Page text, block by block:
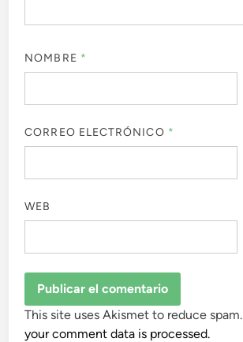
NOMBRE *
CORREO ELECTRÓNICO *
WEB
This site uses Akismet to reduce spam.
your comment data is processed.